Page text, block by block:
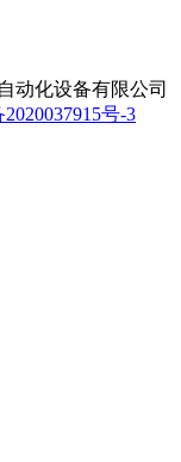
动化设备有限公司
号-3